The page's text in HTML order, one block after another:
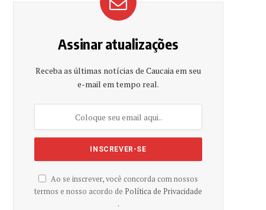
Assinar atualizações
Receba as últimas notícias de Caucaia em seu
e-mail em tempo real.
Ao se inscrever, você concorda com nossos
termos e nosso acordo de Política de Privacidade
.